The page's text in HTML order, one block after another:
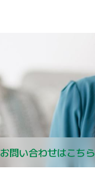
お問い合わせはこちら